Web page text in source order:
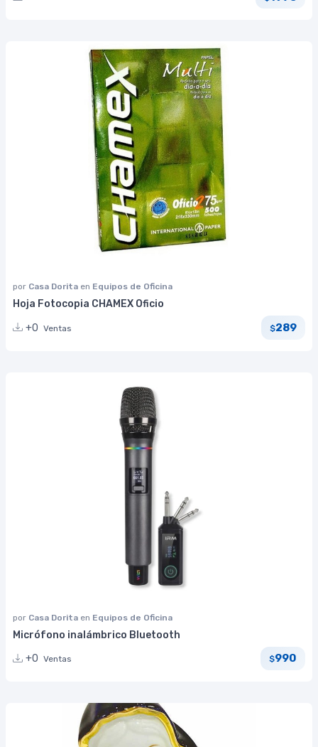
por Casa Dorita en Equipos de Oficina
Hoja Fotocopia CHAMEX Oficio
+0 Ventas $289
por Casa Dorita en Equipos de Oficina
Micrófono inalámbrico Bluetooth
+0 Ventas $990